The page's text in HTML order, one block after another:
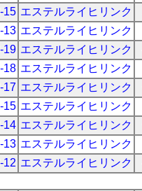
15 エステルライヒリンク
13 エステルライヒリンク
19 エステルライヒリンク
18 エステルライヒリンク
17 エステルライヒリンク
15 エステルライヒリンク
14 エステルライヒリンク
13 エステルライヒリンク
12 エステルライヒリンク